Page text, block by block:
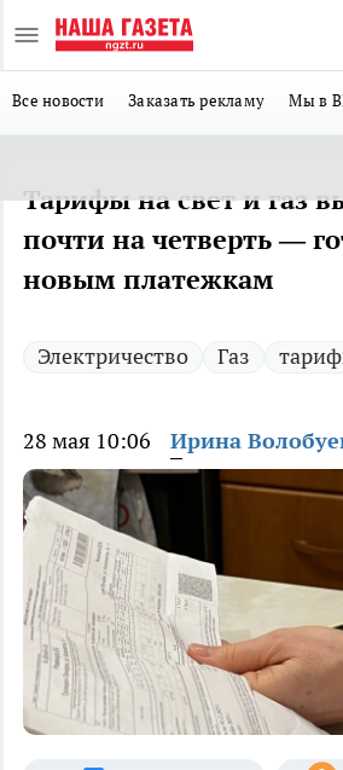
Все новости Заказать рекламу Мы в
Тарифы на свет и газ
почти на четверть —
новым платежкам
Электричество Газ
28 мая 10:06 Ирина